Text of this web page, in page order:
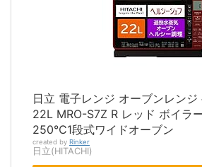
日立 電子レンジ オーブンレンジ
22L MRO-S7Z R レッド ボイラ
250℃1段式ワイドオーブン
created by Rinker
日立(HITACHI)